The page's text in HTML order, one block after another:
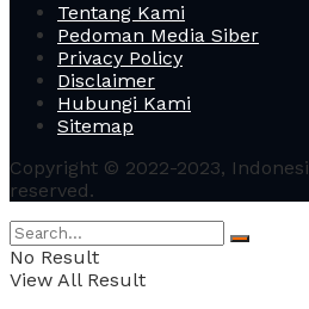
Tentang Kami
Pedoman Media Siber
Privacy Policy
Disclaimer
Hubungi Kami
Sitemap
Copyright © 2022-2023,
reserved.
No Result
View All Result